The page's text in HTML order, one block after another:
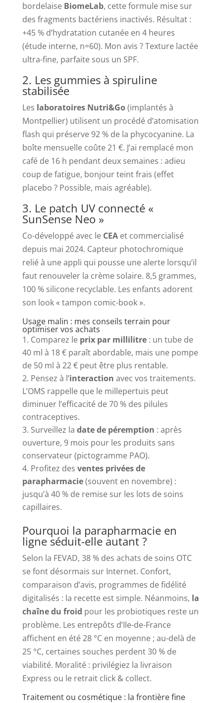
bordelaise BiomeLab, cette formule mise sur
des fragments bactériens inactivés. Résultat :
+45 % d’hydratation cutanée en 4 heures
(étude interne, n=60). Mon avis ? Texture lactée
ultra-fine, parfaite sous un SPF.
2. Les gummies à spiruline
stabilisée
Les laboratoires Nutri&Go(implantés à
Montpellier) utilisent un procédé d’atomisation
flash qui préserve 92 % de la phycocyanine. La
boîte mensuelle coûte 21 €. J’ai remplacé mon
café de 16 h pendant deux semaines : adieu
coup de fatigue, bonjour teint frais (effet
placebo ? Possible, mais agréable).
3. Le patch UV connecté «
SunSense Neo »
Co-développé avec le CEAet commercialisé
depuis mai 2024. Capteur photochromique
relié à une appli qui pousse une alerte lorsqu’il
faut renouveler la crème solaire. 8,5 grammes,
100 % silicone recyclable. Les enfants adorent
son look « tampon comic-book ».
Usage malin : mes conseils terrain pour
optimiser vos achats
Comparez le prix par millilitre: un tube de
40 ml à 18 € paraît abordable, mais une pompe
de 50 ml à 22 € peut être plus rentable.
Pensez à l’interaction avec vos traitements.
L’OMS rappelle que le millepertuis peut
diminuer l’efficacité de 70 % des pilules
contraceptives.
Surveillez la date de péremption : après
ouverture, 9 mois pour les produits sans
conservateur (pictogramme PAO).
Profitez des ventes privées de
parapharmacie(souvent en novembre) :
jusqu’à 40 % de remise sur les lots de soins
capillaires.
Pourquoi la parapharmacie en
ligne séduit-elle autant ?
Selon la FEVAD, 38 % des achats de soins OTC
se font désormais sur Internet. Confort,
comparaison d’avis, programmes de fidélité
digitalisés : la recette est simple. Néanmoins, la
chaîne du froid pour les probiotiques reste un
problème. Les entrepôts d’Ile-de-France
affichent en été 28 °C en moyenne ; au-delà de
25 °C, certaines souches perdent 30 % de
viabilité. Moralité : privilégiez la livraison
Express ou le retrait click & collect.
Traitement ou cosmétique : la frontière fine